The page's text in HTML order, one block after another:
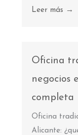
Leer más →
Oficina
negocios
completa
Oficina
Alicante: